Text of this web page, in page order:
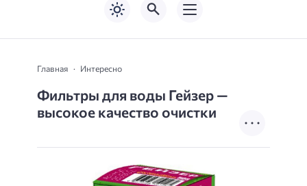
Главная Интересно
Фильтры для воды Гейзер —
высокое качество очистки